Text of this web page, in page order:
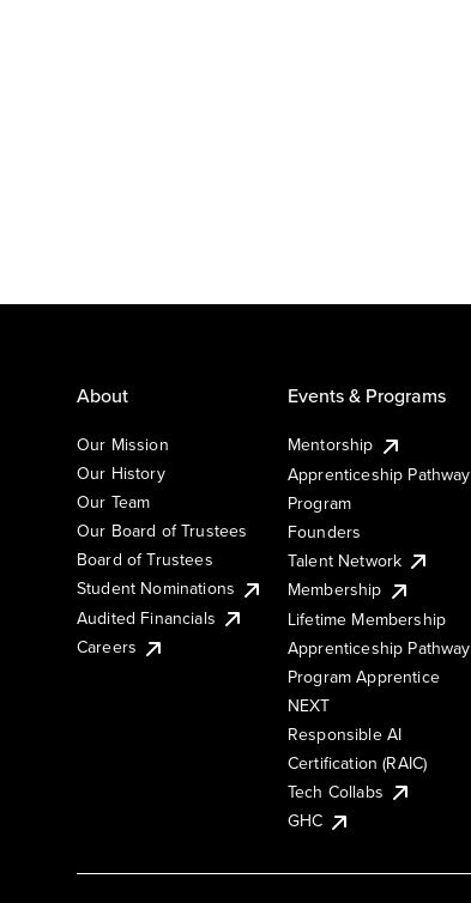
About
Our Mission
Our History
Our Team
Our Board of Trustees
Board of Trustees
Student Nominations
Audited Financials
Careers
Events & Programs
Mentorship
Apprenticeship Pathway
Program
Founders
Talent Network
Membership
Lifetime Membership
Apprenticeship Pathway
Program Apprentice
NEXT
Responsible AI
Certification (RAIC)
Tech Collabs
GHC